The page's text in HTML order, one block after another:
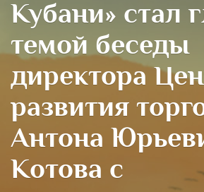
Кубани» стал
темой беседы
директора
развития
Антона
Котова с